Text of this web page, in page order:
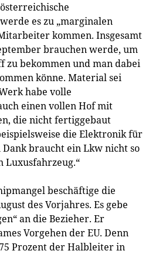
es zu „marginalen
kommen. Insgesamt
brauchen werde, um
zu bekommen und man dabei
könne. Material sei
habe volle
einen vollen Hof mit
die nicht fertiggebaut
die Elektronik für
Dank braucht ein Lkw nicht so
beschäftige die
des Vorjahres. Es gebe
an die Bezieher. Er
Vorgehen der EU. Denn
Prozent der Halbleiter in